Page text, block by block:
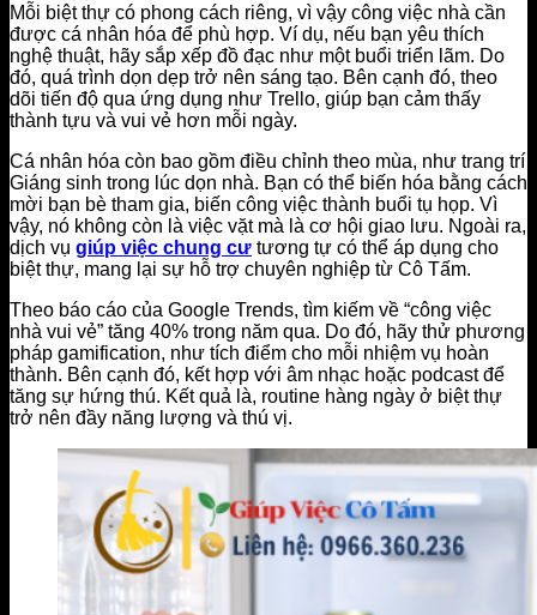
Mỗi biệt thự có phong cách riêng, vì vậy công việc nhà cần
được cá nhân hóa để phù hợp. Ví dụ, nếu bạn yêu thích
nghệ thuật, hãy sắp xếp đồ đạc như một buổi triển lãm. Do
đó, quá trình dọn dẹp trở nên sáng tạo. Bên cạnh đó, theo
dõi tiến độ qua ứng dụng như Trello, giúp bạn cảm thấy
thành tựu và vui vẻ hơn mỗi ngày.
Cá nhân hóa còn bao gồm điều chỉnh theo mùa, như trang trí
Giáng sinh trong lúc dọn nhà. Bạn có thể biến hóa bằng cách
mời bạn bè tham gia, biến công việc thành buổi tụ họp. Vì
vậy, nó không còn là việc vặt mà là cơ hội giao lưu. Ngoài ra,
dịch vụ giúp việc chung cư tương tự có thể áp dụng cho
biệt thự, mang lại sự hỗ trợ chuyên nghiệp từ Cô Tấm.
Theo báo cáo của Google Trends, tìm kiếm về “công việc
nhà vui vẻ” tăng 40% trong năm qua. Do đó, hãy thử phương
pháp gamification, như tích điểm cho mỗi nhiệm vụ hoàn
thành. Bên cạnh đó, kết hợp với âm nhạc hoặc podcast để
tăng sự hứng thú. Kết quả là, routine hàng ngày ở biệt thự
trở nên đầy năng lượng và thú vị.